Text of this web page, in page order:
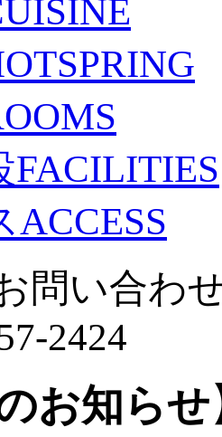
FACILITIES
ACCESS
問い合わ
2424
お知ら